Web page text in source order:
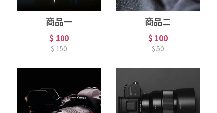
商品一
$ 100
$ 150
商品二
$ 100
$ 50